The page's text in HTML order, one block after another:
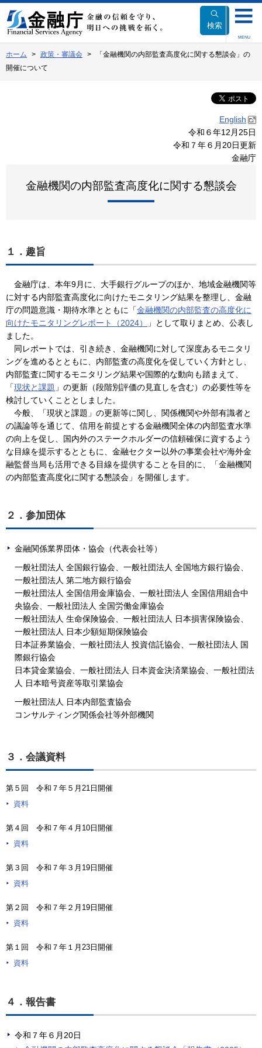
文
へ
動
検索
MENU
ホーム 政策・審議会
「金融機関の内部監査高度化に関する懇談会」の
開催について
English
令和６年12月25日
令和７年６月20日更新
金融庁
金融機関の内部監査高度化に関する懇談会
１．趣旨
金融庁は、本年9月に、大手銀行グループのほか、地域金融機関等
に対する内部監査高度化に向けたモニタリング結果を整理し、金融
庁の問題意識・期待水準とともに「金融機関の内部監査の高度化に
向けたモニタリングレポート（2024）
」として取りまとめ、公表し
ました。
同レポートでは、引き続き、金融機関に対して深度あるモニタリ
ングを進めるとともに、内部監査の高度化を促していく方針とし、
内部監査に関するモニタリング結果や国際的な動向も踏まえて、
「現状と課題 」の更新（段階別評価の見直しを含む）の必要性等を
検討していくこととしました。
今般、「現状と課題」の更新等に関し、関係機関や外部有識者と
の議論等を通じて、信用を前提とする金融機関全体の内部監査水準
の向上を促し、国内外のステークホルダーの信頼確保に資するよう
な目線を提示するとともに、金融セクター以外の事業会社や海外金
融監督当局も活用できる目線を提供することを目的に、「金融機関
の内部監査高度化に関する懇談会」を開催します。
２．参加団体
金融関係業界団体・協会（代表会社等）
一般社団法人 全国銀行協会、一般社団法人 全国地方銀行協会、
一般社団法人 第二地方銀行協会
一般社団法人 全国信用金庫協会、一般社団法人 全国信用組合中
央協会、一般社団法人 全国労働金庫協会
一般社団法人 生命保険協会、一般社団法人 日本損害保険協会、
一般社団法人 日本少額短期保険協会
日本証券業協会、一般社団法人 投資信託協会、一般社団法人 国
際銀行協会
日本貸金業協会、一般社団法人 日本資金決済業協会、一般社団法
人 日本暗号資産等取引業協会
一般社団法人 日本内部監査協会
コンサルティング関係会社等外部機関
３．会議資料
第５回 令和７年５月21日開催
資料
第４回 令和７年４月10日開催
資料
第３回 令和７年３月19日開催
資料
第２回 令和７年２月19日開催
資料
第１回 令和７年１月23日開催
資料
４．報告書
令和７年６月20日